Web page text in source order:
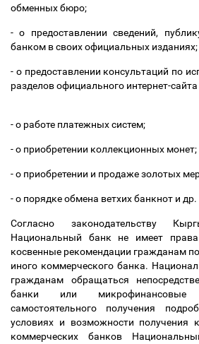
обменных бюро;
- о предоставлении сведений,
банком в своих официальных изданиях;
- о предоставлении консультаций по
разделов официального интернет-
- о работе платежных систем;
- о приобретении коллекционных
- о приобретении и продаже золотых
- о порядке обмена ветхих банкнот и др.
Согласно законодательству
Национальный банк не имеет
косвенные рекомендации гражданам
иного коммерческого банка.
гражданам обращаться
банки или микрофинансовые
самостоятельного получения
условиях и возможности получения
коммерческих банков